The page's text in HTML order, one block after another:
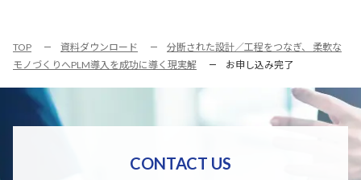
TOP 資料ダウンロード
分断された設計／工程をつなぎ、 柔軟な
モノづくりへPLM導入を成功に導く現実解
お申し込み完了
CONTACT US